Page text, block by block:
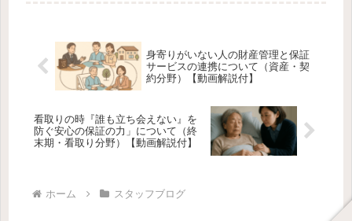
身寄りがいない人の財産管理と保証
サービスの連携について（資産・契
約分野）【動画解説付】
看取りの時『誰も立ち会えない』を
防ぐ安心の保証の力」について（終
末期・看取り分野）【動画解説付】
ホーム スタッフブログ